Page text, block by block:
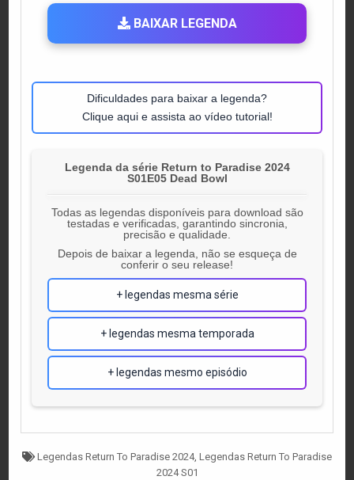
BAIXAR LEGENDA
Dificuldades para baixar a legenda?
Clique aqui e assista ao vídeo tutorial!
Legenda da série Return to Paradise 2024
S01E05 Dead Bowl
Todas as legendas disponíveis para download são
testadas e verificadas, garantindo sincronia,
precisão e qualidade.
Depois de baixar a legenda, não se esqueça de
conferir o seu release!
+ legendas mesma série
+ legendas mesma temporada
+ legendas mesmo episódio
Tagged
Legendas Return To Paradise 2024, Legendas Return To Paradise
2024 S01